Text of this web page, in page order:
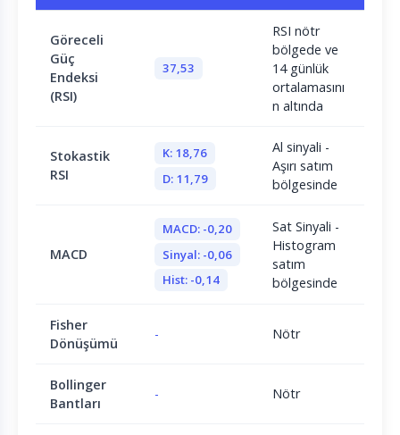
Göreceli
Güç
Endeksi
(RSI)
37,53
RSI nötr
bölgede ve
14 günlük
ortalamasını
n altında
Stokastik
RSI
K: 18,76
D: 11,79
Al sinyali -
Aşırı satım
bölgesinde
MACD
MACD: -0,20
Sinyal: -0,06
Hist: -0,14
Sat Sinyali -
Histogram
satım
bölgesinde
Fisher
Dönüşümü
- Nötr
Bollinger
Bantları
- Nötr